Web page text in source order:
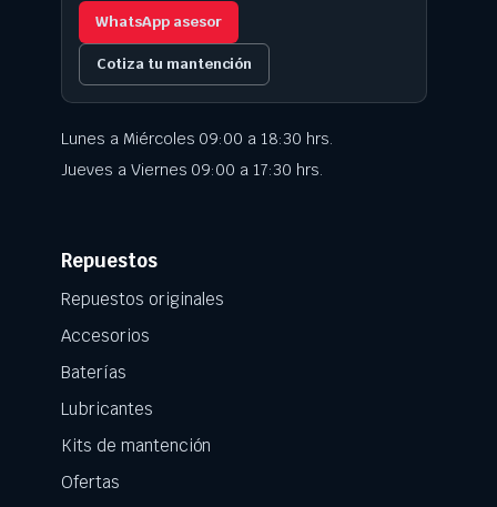
WhatsApp asesor
Cotiza tu mantención
Lunes a Miércoles 09:00 a 18:30 hrs.
Jueves a Viernes 09:00 a 17:30 hrs.
Repuestos
Repuestos originales
Accesorios
Baterías
Lubricantes
Kits de mantención
Ofertas